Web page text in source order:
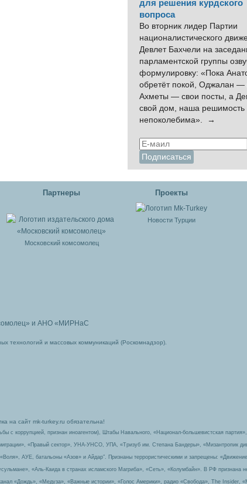
для решения курдского
вопроса
Во вторник лидер Партии
националистического
Девлет Бахчели на
парламентской группы
формулировку: «Пока
обретёт покой, Оджалан —
Ахметы — свои посты, а
свой дом, наша решимость
непоколебима». →
Партнеры
Московский комсомолец
Проекты
Новости Турции
и АНО «МИРНаС
технологий и массовых коммуникаций (Роскомнадзор).
на сайт mk-turkey.ru обязательна!
с коррупцией, признан иноагентом), Штабы Навального, «Национал-большевистская
«Правый сектор», УНА-УНСО, УПА, «Тризуб им. Степана Бандеры», «Мизантропик
АУЕ, батальоны «Азов» и Айдар″. Признаны террористическими и запрещены:
«Аль-Каида в странах исламского Магриба», «Сеть», «Колумбайн». В РФ признана
«Дождь», «Медуза», «Важные истории», «Голос Америки», радио «Свобода», The Insider,